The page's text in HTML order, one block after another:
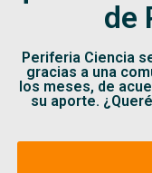
de
Periferia Ciencia
gracias a una
los meses, de
su aporte.